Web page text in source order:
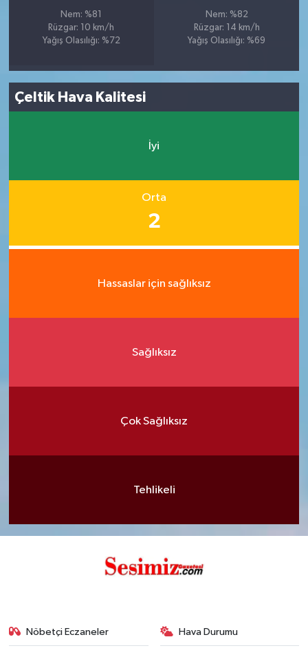
Nem: %81
Rüzgar: 10 km/h
Yağış Olasılığı: %72
Nem: %82
Rüzgar: 14 km/h
Yağış Olasılığı: %69
Çeltik Hava Kalitesi
İyi
Orta
2
Hassaslar için sağlıksız
Sağlıksız
Çok Sağlıksız
Tehlikeli
Nöbetçi Eczaneler Hava Durumu